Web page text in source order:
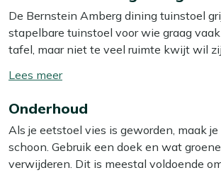
De Bernstein Amberg dining tuinstoel
stapelbare tuinstoel voor wie graag
tafel, maar niet te veel ruimte kwijt wil
zitting zorgt voor een stevige, maar toch
doorroesten en heeft weinig onderhoud
textileen zich licht vormt naar je
zit tijdens een lange barbecue of een
Toon/verberg
meer
Onderhoud
Als je eetstoel vies is geworden, maak
schoon. Gebruik een doek en wat
verwijderen. Dit is meestal voldoende